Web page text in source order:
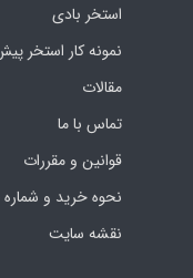
استخر بادی
نمونه کار استخر
مقالات
تماس با ما
قوانین و مقررات
نحوه خرید و شماره
نقشه سایت